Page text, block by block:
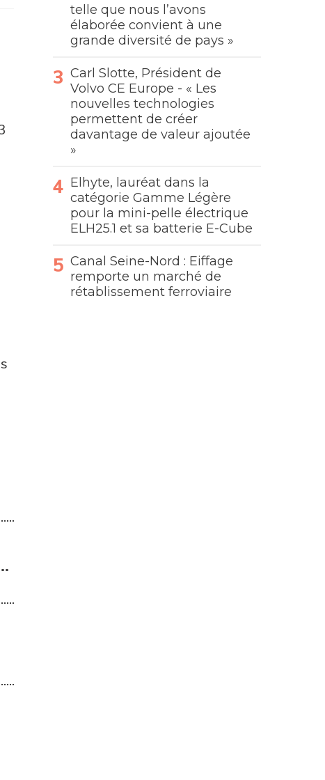
telle que nous l’avons
élaborée convient à une
grande diversité de pays »
Carl Slotte, Président de
Volvo CE Europe - « Les
nouvelles technologies
permettent de créer
davantage de valeur ajoutée
»
Elhyte, lauréat dans la
catégorie Gamme Légère
pour la mini-pelle électrique
ELH25.1 et sa batterie E-Cube
Canal Seine-Nord : Eiffage
remporte un marché de
rétablissement ferroviaire